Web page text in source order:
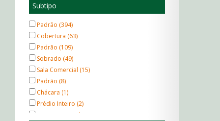
Subtipo
Padrão (394)
Cobertura (63)
Padrão (109)
Sobrado (49)
Sala Comercial (15)
Padrão (8)
Chácara (1)
Prédio Inteiro (2)
Casa Comercial (9)